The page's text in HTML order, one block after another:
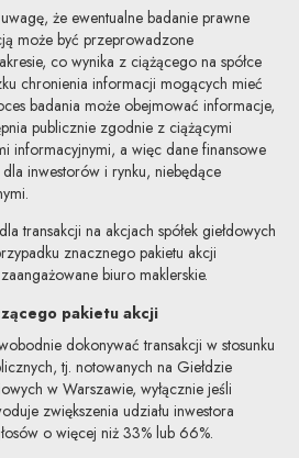
że ewentualne badanie prawne
może być przeprowadzone
co wynika z ciążącego na spółce
chronienia informacji mogących mieć
badania może obejmować informacje,
publicznie zgodnie z ciążącymi
informacyjnymi, a więc dane finansowe
inwestorów i rynku, niebędące
transakcji na akcjach spółek giełdowych
znacznego pakietu akcji
biuro maklerskie.
pakietu akcji
dokonywać transakcji w stosunku
tj. notowanych na Giełdzie
w Warszawie, wyłącznie jeśli
zwiększenia udziału inwestora
o więcej niż 33% lub 66%.